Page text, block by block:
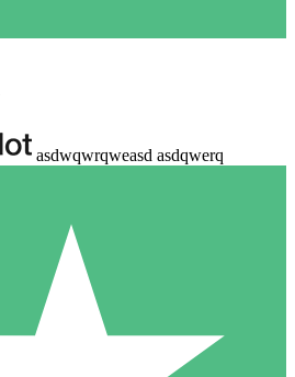
asdwqwrqweasd asdqwerq